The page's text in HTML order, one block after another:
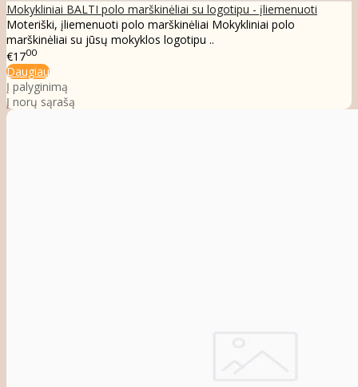
Mokykliniai BALTI polo marškinėliai su logotipu - įliemenuoti
Moteriški, įliemenuoti polo marškinėliai Mokykliniai polo
marškinėliai su jūsų mokyklos logotipu ..
€1700
Daugiau
Į palyginimą
Į norų sąrašą